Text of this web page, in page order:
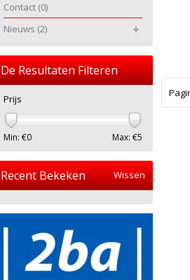
Contact (0)
Nieuws (2)
De Resultaten Filteren
Prijs
Min: €0 Max: €5
Recent Bekeken Wissen